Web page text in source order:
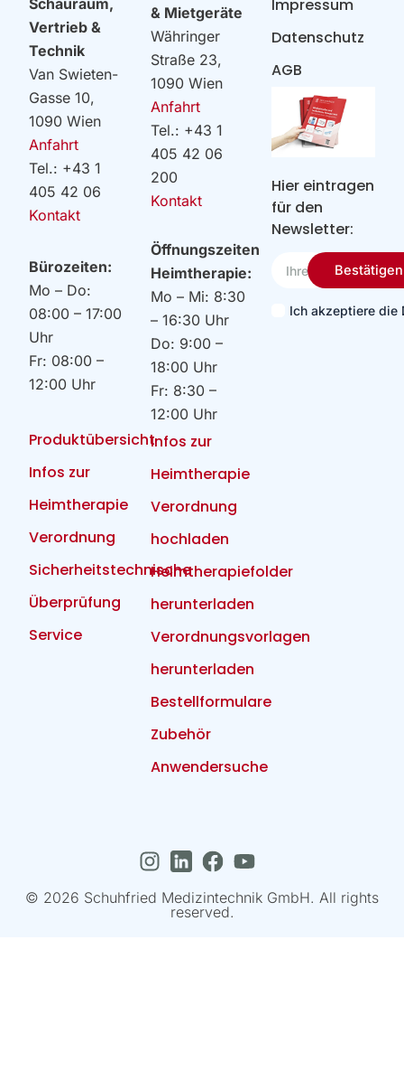
Schauraum,
Vertrieb &
Technik
Van Swieten-
Gasse 10,
1090 Wien
Anfahrt
Tel.: +43 1
405 42 06
Kontakt
Bürozeiten:
Mo – Do:
08:00 – 17:00
Uhr
Fr: 08:00 –
12:00 Uhr
Produktübersicht
Infos zur
Heimtherapie
Verordnung
Sicherheitstechnische
Überprüfung
Service
& Mietgeräte
Währinger
Straße 23,
1090 Wien
Anfahrt
Tel.: +43 1
405 42 06
200
Kontakt
Öffnungszeiten
Heimtherapie:
Mo – Mi: 8:30
– 16:30 Uhr
Do: 9:00 –
18:00 Uhr
Fr: 8:30 –
12:00 Uhr
Infos zur
Heimtherapie
Verordnung
hochladen
Heimtherapiefolder
herunterladen
Verordnungsvorlagen
herunterladen
Bestellformulare
Zubehör
Anwendersuche
Hier eintragen
für den
Newsletter:
Email
Ich akzeptiere die
Bestätigen
Impressum
Datenschutz
AGB
© 2026 Schuhfried Medizintechnik GmbH. All rights
reserved.